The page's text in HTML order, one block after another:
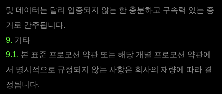
및 데이터는 달리 입증되지 않는 한 충분하고 구속력 있는 증
거로 간주됩니다.
9. 기타
9.1. 본 표준 프로모션 약관 또는 해당 개별 프로모션 약관에
서 명시적으로 규정되지 않는 사항은 회사의 재량에 따라 결
정됩니다.